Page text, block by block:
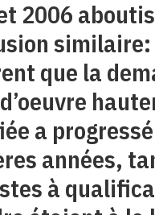
2006
que la
a
années,
à